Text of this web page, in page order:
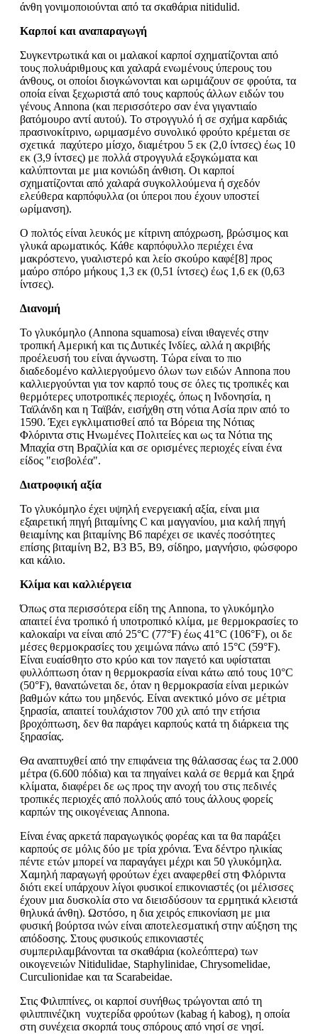
άνθη γονιμοποιούνται από τα σκαθάρια nitidulid.
Καρποί και αναπαραγωγή
Συγκεντρωτικά και οι μαλακοί καρποί σχηματίζονται από
τους πολυάριθμους και χαλαρά ενωμένους ύπερους του
άνθους, οι οποίοι διογκώνονται και ωριμάζουν σε φρούτα, τα
οποία είναι ξεχωριστά από τους καρπούς άλλων ειδών του
γένους Annona (και περισσότερο σαν ένα γιγαντιαίο
βατόμουρο αντί αυτού). Το στρογγυλό ή σε σχήμα καρδιάς
πρασινοκίτρινο, ωριμασμένο συνολικό φρούτο κρέμεται σε
σχετικά παχύτερο μίσχο, διαμέτρου 5 εκ (2,0 ίντσες) έως 10
εκ (3,9 ίντσες) με πολλά στρογγυλά εξογκώματα και
καλύπτονται με μια κονιώδη άνθιση. Οι καρποί
σχηματίζονται από χαλαρά συγκολλούμενα ή σχεδόν
ελεύθερα καρπόφυλλα (οι ύπεροι που έχουν υποστεί
ωρίμανση).
Ο πολτός είναι λευκός με κίτρινη απόχρωση, βρώσιμος και
γλυκά αρωματικός. Κάθε καρπόφυλλο περιέχει ένα
μακρόστενο, γυαλιστερό και λείο σκούρο καφέ[8] προς
μαύρο σπόρο μήκους 1,3 εκ (0,51 ίντσες) έως 1,6 εκ (0,63
ίντσες).
Διανομή
Το γλυκόμηλο (Annona squamosa) είναι ιθαγενές στην
τροπική Αμερική και τις Δυτικές Ινδίες, αλλά η ακριβής
προέλευσή του είναι άγνωστη. Τώρα είναι το πιο
διαδεδομένο καλλιεργούμενο όλων των ειδών Annona που
καλλιεργούνται για τον καρπό τους σε όλες τις τροπικές και
θερμότερες υποτροπικές περιοχές, όπως η Ινδονησία, η
Ταϊλάνδη και η Ταϊβάν, εισήχθη στη νότια Ασία πριν από το
1590. Έχει εγκλιματισθεί από τα Βόρεια της Νότιας
Φλόριντα στις Ηνωμένες Πολιτείες και ως τα Νότια της
Μπαχία στη Βραζιλία και σε ορισμένες περιοχές είναι ένα
είδος "εισβολέα".
Διατροφική αξία
Το γλυκόμηλο έχει υψηλή ενεργειακή αξία, είναι μια
εξαιρετική πηγή βιταμίνης C και μαγγανίου, μια καλή πηγή
θειαμίνης και βιταμίνης Β6 παρέχει σε ικανές ποσότητες
επίσης βιταμίνη Β2, Β3 Β5, Β9, σίδηρο, μαγνήσιο, φώσφορο
και κάλιο.
Κλίμα και καλλιέργεια
Όπως στα περισσότερα είδη της Annona, το γλυκόμηλο
απαιτεί ένα τροπικό ή υποτροπικό κλίμα, με θερμοκρασίες το
καλοκαίρι να είναι από 25°C (77°F) έως 41°C (106°F), οι δε
μέσες θερμοκρασίες του χειμώνα πάνω από 15°C (59°F).
Είναι ευαίσθητο στο κρύο και τον παγετό και υφίσταται
φυλλόπτωση όταν η θερμοκρασία είναι κάτω από τους 10°C
(50°F), θανατώνεται δε, όταν η θερμοκρασία είναι μερικών
βαθμών κάτω του μηδενός. Είναι ανεκτικό μόνο σε μέτρια
ξηρασία, απαιτεί τουλάχιστον 700 χιλ από την ετήσια
βροχόπτωση, δεν θα παράγει καρπούς κατά τη διάρκεια της
ξηρασίας.
Θα αναπτυχθεί από την επιφάνεια της θάλασσας έως τα 2.000
μέτρα (6.600 πόδια) και τα πηγαίνει καλά σε θερμά και ξηρά
κλίματα, διαφέρει δε ως προς την ανοχή του στις πεδινές
τροπικές περιοχές από πολλούς από τους άλλους φορείς
καρπών της οικογένειας Annona.
Είναι ένας αρκετά παραγωγικός φορέας και τα θα παράξει
καρπούς σε μόλις δύο με τρία χρόνια. Ένα δέντρο ηλικίας
πέντε ετών μπορεί να παραγάγει μέχρι και 50 γλυκόμηλα.
Χαμηλή παραγωγή φρούτων έχει αναφερθεί στη Φλόριντα
διότι εκεί υπάρχουν λίγοι φυσικοί επικονιαστές (οι μέλισσες
έχουν μια δυσκολία στο να διεισδύσουν τα ερμητικά κλειστά
θηλυκά άνθη). Ωστόσο, η δια χειρός επικονίαση με μια
φυσική βούρτσα ινών είναι αποτελεσματική στην αύξηση της
απόδοσης. Στους φυσικούς επικονιαστές
συμπεριλαμβάνονται τα σκαθάρια (κολεόπτερα) των
οικογενειών Nitidulidae, Staphylinidae, Chrysomelidae,
Curculionidae και τα Scarabeidae.
Στις Φιλιππίνες, οι καρποί συνήθως τρώγονται από τη
φιλιππινέζικη νυχτερίδα φρούτων (kabag ή kabog), η οποία
στη συνέχεια σκορπά τους σπόρους από νησί σε νησί.